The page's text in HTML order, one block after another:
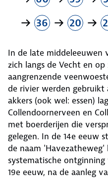
36
20
In de late middeleeuwen
zich langs de Vecht en
aangrenzende
de rivier werden gebruikt
akkers (ook wel: essen)
Collendoornerveen en
met boerderijen die
gelegen. In de 14e eeuw
de naam 'Havezatheweg'
systematische
19e eeuw, na de aanleg